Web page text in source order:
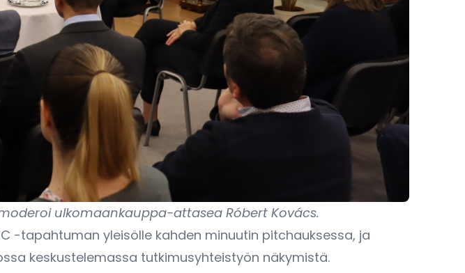
ulkomaankauppa-attasea Róbert Kovács.
-tapahtuman yleisölle kahden minuutin pitchauksessa, ja
keskustelemassa tutkimusyhteistyön näkymistä.